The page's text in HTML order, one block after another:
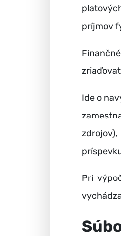
príjmov
Ide o
Pri